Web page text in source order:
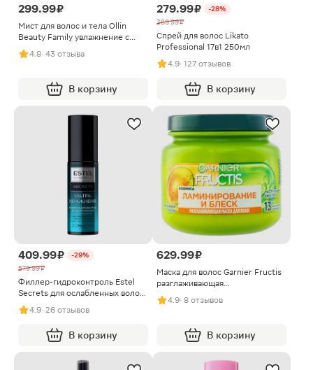
299.99 ₽
Мист для волос и тела Ollin
Beauty Family увлажнение с
аминокислотами 120мл
4.8· 43 отзыва
В корзину
279.99 ₽
-28%
389.99 ₽
Спрей для волос Likato
Professional 17в1 250мл
4.9· 127 отзывов
В корзину
409.99 ₽
-29%
579.99 ₽
Филлер-гидроконтроль Estel
Secrets для ослабленных волос
100мл
4.9· 26 отзывов
В корзину
629.99 ₽
Маска для волос Garnier Fructis
разглаживающая
Ламинирование и блеск 320мл
4.9· 8 отзывов
В корзину